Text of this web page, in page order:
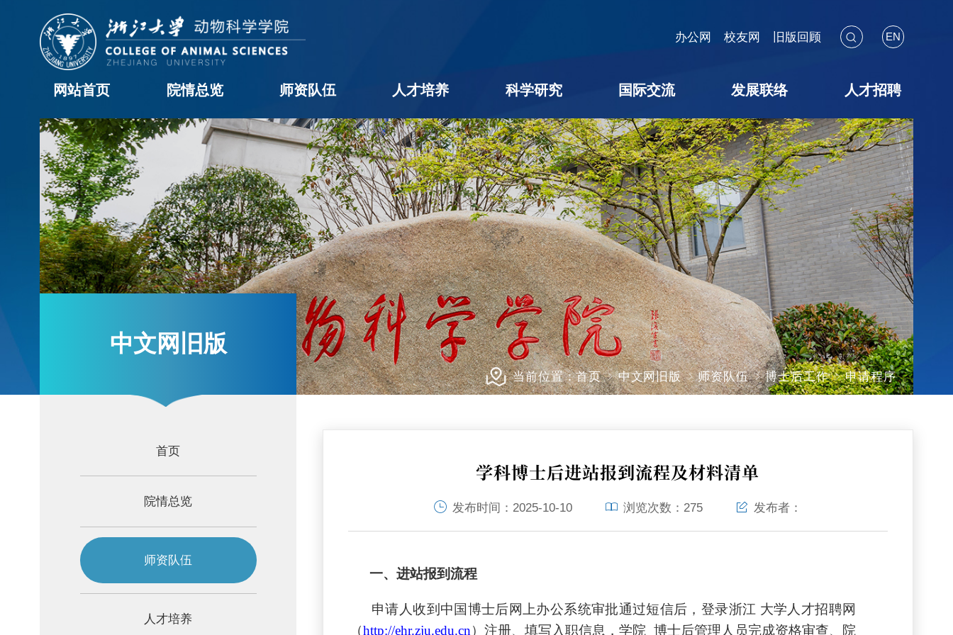
网站首页 院情总览
学院概况
历任领导
现任领导
机构设置
学院黄页
科室职责
办事流程
院长信箱
师资队伍
教职工名录
学科队伍
博士后
访问学者
人才培养
本科生教育
研究生教育
学生工作
教学相长
创新创业
科学研究
科研进展
科研团队
平台机构
科研成果
社会服务
学术期刊
企业出题
成果转化
公用平台
学术交流
国际交流
海外见闻
国际会议
交流项目
暑期学校
发展联络
校友联络
教育基金
捐赠途径
捐赠鸣谢
捐赠用途
人才招聘
教师招聘
博后招聘
员工招聘
办公网 校友网 旧版回顾 EN
当前位置：首页 中文网旧版 师资队伍 博士后工作 申请程序
中文网旧版
首页
院情总览
师资队伍
人才培养
学科博士后进站报到流程及材料清单
发布时间： 2025-10-10 浏览次数： 275 发布者：
一、进站报到流程
申请人收到中国博士后网上办公系统审批通过短信后，登录浙江 大学人才招聘网
（http://ehr.zju.edu.cn）注册、填写入职信息，学院 博士后管理人员完成资格审查、院